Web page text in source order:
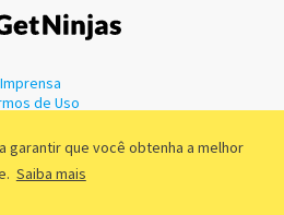
garantir que você obtenha a melhor
Saiba mais
Imprensa
de Uso